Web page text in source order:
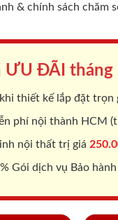
& chính sách chăm
ƯU ĐÃI tháng
khi thiết kế lắp đặt trọn
phí nội thành HCM
nội thất trị giá
Gói dịch vụ Bảo hành